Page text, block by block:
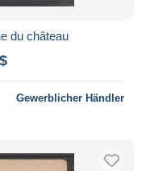
du château
Gewerblicher Händler